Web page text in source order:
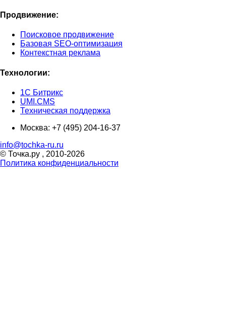
Продвижение:
Поисковое продвижение
Базовая SEO-оптимизация
Контекстная реклама
Технологии:
1С Битрикс
UMI.CMS
Техническая поддержка
Москва: +7 (495) 204-16-37
info@tochka-ru.ru
© Точка.ру , 2010-2026
Политика конфиденциальности